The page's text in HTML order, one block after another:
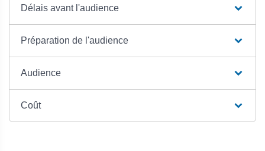
Délais avant l'audience
Préparation de l'audience
Audience
Coût